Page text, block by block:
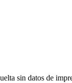
sin datos de